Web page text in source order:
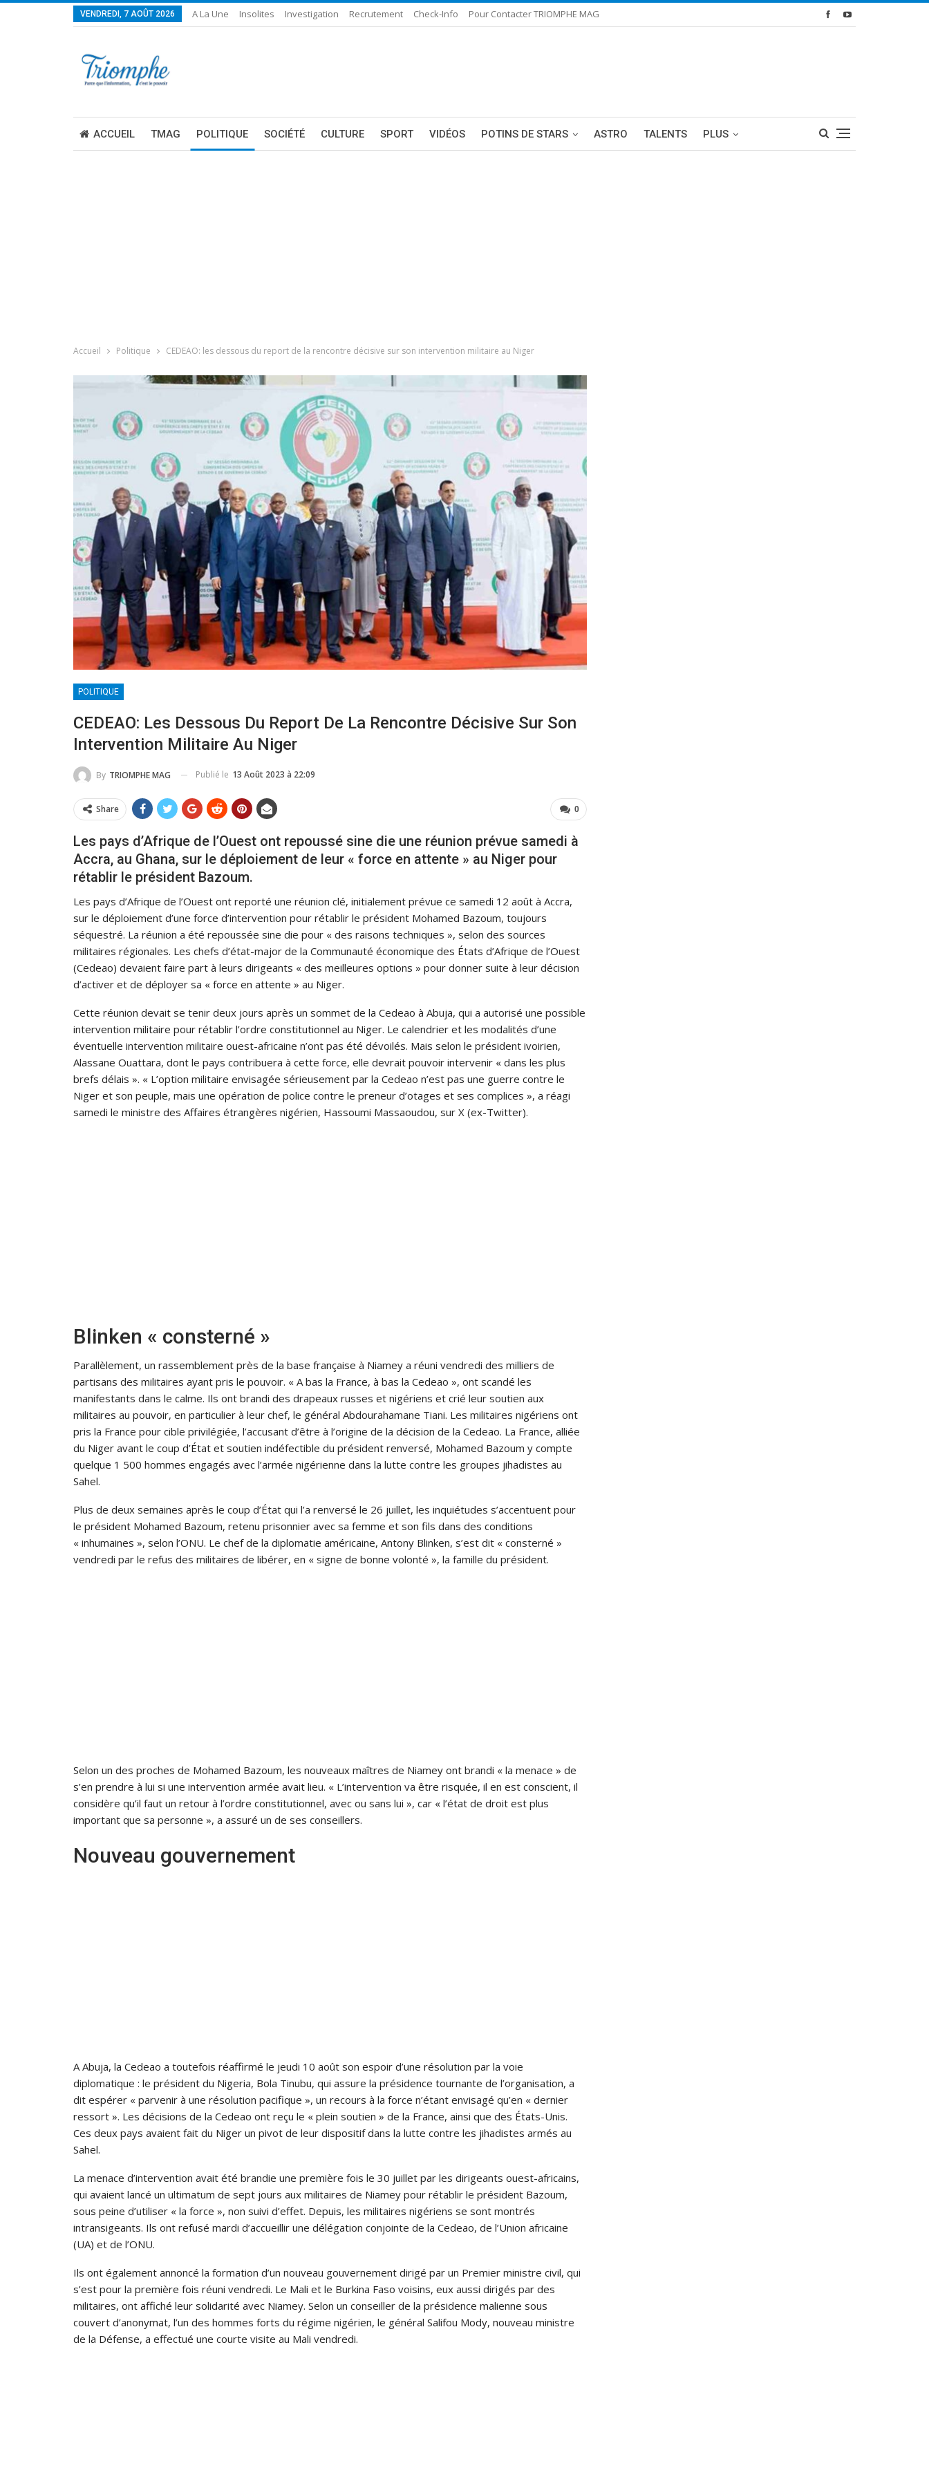
VENDREDI, 7 AOÛT 2026 A La Une Insolites Investigation Recrutement Check-Info Pour Contacter TRIOMPHE MAG
ACCUEIL TMAG POLITIQUE SOCIÉTÉ CULTURE SPORT VIDÉOS POTINS DE STARS ASTRO TALENTS PLUS
Accueil Politique CEDEAO: les dessous du report de la rencontre décisive sur son intervention militaire au Niger
POLITIQUE
CEDEAO: Les Dessous Du Report De La Rencontre Décisive Sur Son
Intervention Militaire Au Niger
By TRIOMPHE MAG Publié le 13 Août 2023 à 22:09
0
Share
Les pays d’Afrique de l’Ouest ont repoussé sine die une réunion prévue samedi à
Accra, au Ghana, sur le déploiement de leur « force en attente » au Niger pour
rétablir le président Bazoum.
Les pays d’Afrique de l’Ouest ont reporté une réunion clé, initialement prévue ce samedi 12 août à Accra,
sur le déploiement d’une force d’intervention pour rétablir le président Mohamed Bazoum, toujours
séquestré. La réunion a été repoussée sine die pour « des raisons techniques », selon des sources
militaires régionales. Les chefs d’état-major de la Communauté économique des États d’Afrique de l’Ouest
(Cedeao) devaient faire part à leurs dirigeants « des meilleures options » pour donner suite à leur décision
d’activer et de déployer sa « force en attente » au Niger.
Cette réunion devait se tenir deux jours après un sommet de la Cedeao à Abuja, qui a autorisé une possible
intervention militaire pour rétablir l’ordre constitutionnel au Niger. Le calendrier et les modalités d’une
éventuelle intervention militaire ouest-africaine n’ont pas été dévoilés. Mais selon le président ivoirien,
Alassane Ouattara, dont le pays contribuera à cette force, elle devrait pouvoir intervenir « dans les plus
brefs délais ». « L’option militaire envisagée sérieusement par la Cedeao n’est pas une guerre contre le
Niger et son peuple, mais une opération de police contre le preneur d’otages et ses complices », a réagi
samedi le ministre des Affaires étrangères nigérien, Hassoumi Massaoudou, sur X (ex-Twitter).
Blinken « consterné »
Parallèlement, un rassemblement près de la base française à Niamey a réuni vendredi des milliers de
partisans des militaires ayant pris le pouvoir. « A bas la France, à bas la Cedeao », ont scandé les
manifestants dans le calme. Ils ont brandi des drapeaux russes et nigériens et crié leur soutien aux
militaires au pouvoir, en particulier à leur chef, le général Abdourahamane Tiani. Les militaires nigériens ont
pris la France pour cible privilégiée, l’accusant d’être à l’origine de la décision de la Cedeao. La France, alliée
du Niger avant le coup d’État et soutien indéfectible du président renversé, Mohamed Bazoum y compte
quelque 1 500 hommes engagés avec l’armée nigérienne dans la lutte contre les groupes jihadistes au
Sahel.
Plus de deux semaines après le coup d’État qui l’a renversé le 26 juillet, les inquiétudes s’accentuent pour
le président Mohamed Bazoum, retenu prisonnier avec sa femme et son fils dans des conditions
« inhumaines », selon l’ONU. Le chef de la diplomatie américaine, Antony Blinken, s’est dit « consterné »
vendredi par le refus des militaires de libérer, en « signe de bonne volonté », la famille du président.
Selon un des proches de Mohamed Bazoum, les nouveaux maîtres de Niamey ont brandi « la menace » de
s’en prendre à lui si une intervention armée avait lieu. « L’intervention va être risquée, il en est conscient, il
considère qu’il faut un retour à l’ordre constitutionnel, avec ou sans lui », car « l’état de droit est plus
important que sa personne », a assuré un de ses conseillers.
Nouveau gouvernement
A Abuja, la Cedeao a toutefois réaffirmé le jeudi 10 août son espoir d’une résolution par la voie
diplomatique : le président du Nigeria, Bola Tinubu, qui assure la présidence tournante de l’organisation, a
dit espérer « parvenir à une résolution pacifique », un recours à la force n’étant envisagé qu’en « dernier
ressort ». Les décisions de la Cedeao ont reçu le « plein soutien » de la France, ainsi que des États-Unis.
Ces deux pays avaient fait du Niger un pivot de leur dispositif dans la lutte contre les jihadistes armés au
Sahel.
La menace d’intervention avait été brandie une première fois le 30 juillet par les dirigeants ouest-africains,
qui avaient lancé un ultimatum de sept jours aux militaires de Niamey pour rétablir le président Bazoum,
sous peine d’utiliser « la force », non suivi d’effet. Depuis, les militaires nigériens se sont montrés
intransigeants. Ils ont refusé mardi d’accueillir une délégation conjointe de la Cedeao, de l’Union africaine
(UA) et de l’ONU.
Ils ont également annoncé la formation d’un nouveau gouvernement dirigé par un Premier ministre civil, qui
s’est pour la première fois réuni vendredi. Le Mali et le Burkina Faso voisins, eux aussi dirigés par des
militaires, ont affiché leur solidarité avec Niamey. Selon un conseiller de la présidence malienne sous
couvert d’anonymat, l’un des hommes forts du régime nigérien, le général Salifou Mody, nouveau ministre
de la Défense, a effectué une courte visite au Mali vendredi.